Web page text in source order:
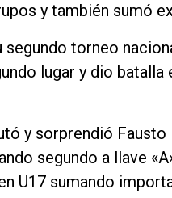
y también sumó
segundo torneo
lugar y dio batalla
y sorprendió
segundo a llave
U17 sumando